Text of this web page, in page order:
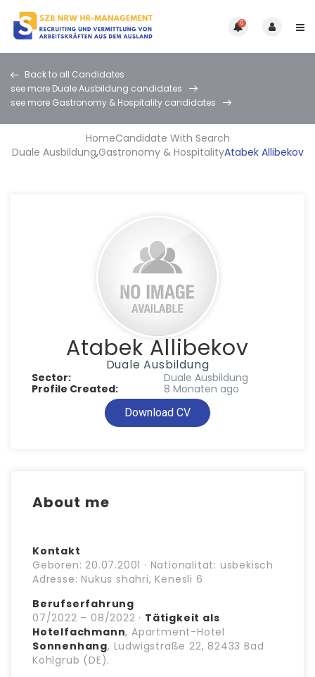
0
Back to all Candidates
see more Duale Ausbildung candidates
see more Gastronomy & Hospitality candidates
HomeCandidate With Search
Duale Ausbildung,Gastronomy & HospitalityAtabek Allibekov
Atabek Allibekov
Duale Ausbildung
Sector:
Duale Ausbildung
Profile Created:
8 Monaten ago
Download CV
About me
Kontakt
Geboren: 20.07.2001 · Nationalität: usbekisch
Adresse: Nukus shahri, Kenesli 6
Berufserfahrung
07/2022 – 08/2022 · Tätigkeit als
Hotelfachmann, Apartment-Hotel
Sonnenhang, Ludwigstraße 22, 82433 Bad
Kohlgrub (DE).